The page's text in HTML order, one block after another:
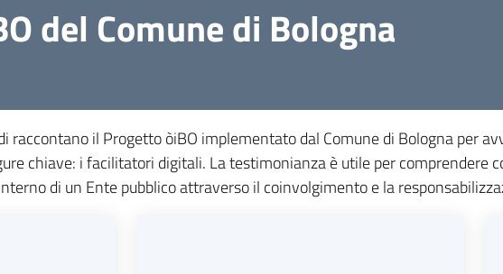
del Comune di Bologna
raccontano il Progetto òiBO implementato dal Comune di Bologna per
chiave: i facilitatori digitali. La testimonianza è utile per comprendere
di un Ente pubblico attraverso il coinvolgimento e la